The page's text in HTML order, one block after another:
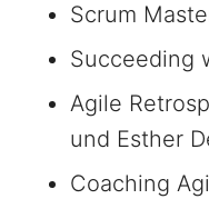
Scrum
Succeeding
Agile
und Esther
Coaching